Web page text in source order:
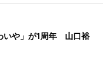
いや」が1周年 山口裕